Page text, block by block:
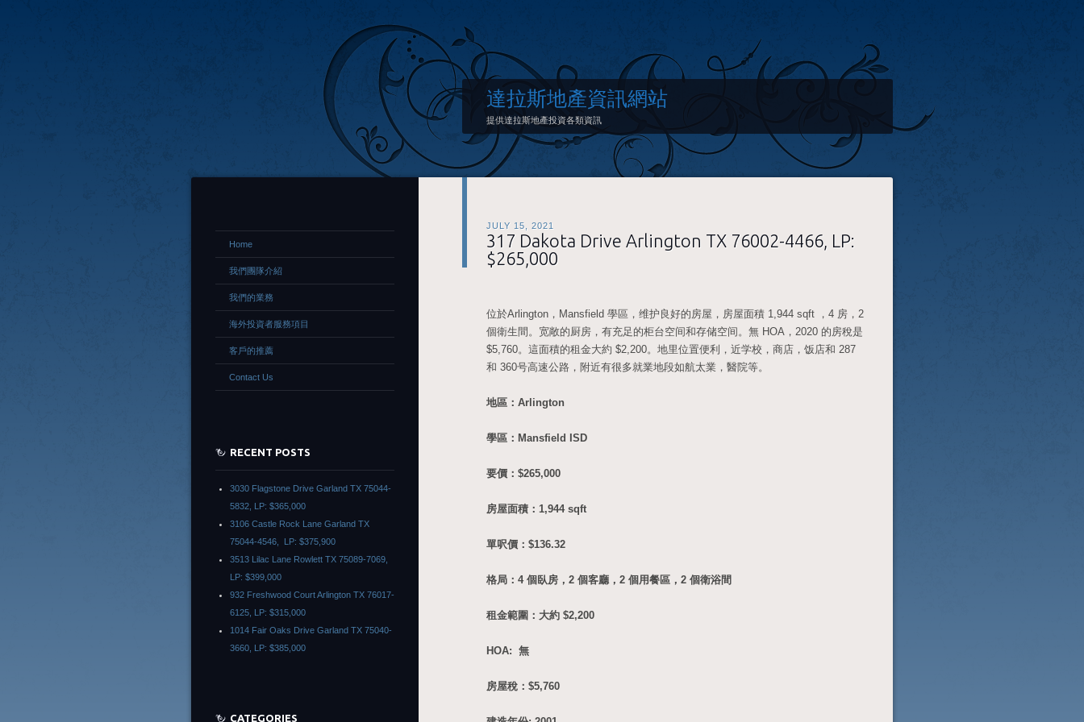
達拉斯地產資訊網站
提供達拉斯地產投資各類資訊
JULY 15, 2021
317 Dakota Drive Arlington TX 76002-4466, LP:
$265,000
位於Arlington，Mansfield 學區，维护良好的房屋，房屋面積 1,944 sqft ，4 房，2
個衛生間。宽敞的厨房，有充足的柜台空间和存储空间。無 HOA，2020 的房稅是
$5,760。這面積的租金大約 $2,200。地里位置便利，近学校，商店，饭店和 287
和 360号高速公路，附近有很多就業地段如航太業，醫院等。
地區：Arlington
學區：Mansfield ISD
要價：$265,000
房屋面積：1,944 sqft
單呎價：$136.32
格局：4 個臥房，2 個客廳，2 個用餐區，2 個衛浴間
租金範圍：大約 $2,200
HOA: 無
房屋稅：$5,760
Home
我們團隊介紹
我們的業務
海外投資者服務項目
客戶的推薦
Contact Us
RECENT POSTS
3030 Flagstone Drive Garland TX 75044-
5832, LP: $365,000
3106 Castle Rock Lane Garland TX
75044-4546, LP: $375,900
3513 Lilac Lane Rowlett TX 75089-7069,
LP: $399,000
932 Freshwood Court Arlington TX 76017-
6125, LP: $315,000
1014 Fair Oaks Drive Garland TX 75040-
3660, LP: $385,000
CATEGORIES